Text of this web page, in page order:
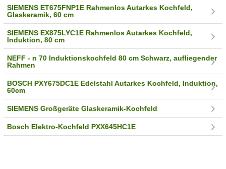
SIEMENS ET675FNP1E Rahmenlos Autarkes Kochfeld,
Glaskeramik, 60 cm
SIEMENS EX875LYC1E Rahmenlos Autarkes Kochfeld,
Induktion, 80 cm
NEFF - n 70 Induktionskochfeld 80 cm Schwarz, aufliegender
Rahmen
BOSCH PXY675DC1E Edelstahl Autarkes Kochfeld, Induktion,
60cm
SIEMENS Großgeräte Glaskeramik-Kochfeld
Bosch Elektro-Kochfeld PXX645HC1E